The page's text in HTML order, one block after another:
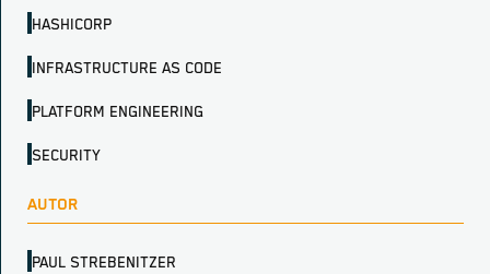
HASHICORP
INFRASTRUCTURE AS CODE
PLATFORM ENGINEERING
SECURITY
AUTOR
PAUL STREBENITZER